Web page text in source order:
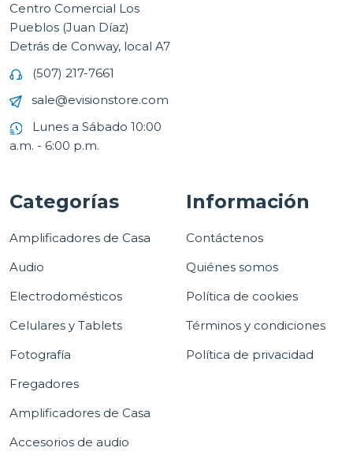
Centro Comercial Los
Pueblos (Juan Díaz)
Detrás de Conway, local A7
(507) 217-7661
sale@evisionstore.com
Lunes a Sábado 10:00
a.m. - 6:00 p.m.
Categorías
Amplificadores de Casa
Audio
Electrodomésticos
Celulares y Tablets
Fotografía
Fregadores
Amplificadores de Casa
Accesorios de audio
Información
Contáctenos
Quiénes somos
Política de cookies
Términos y condiciones
Política de privacidad